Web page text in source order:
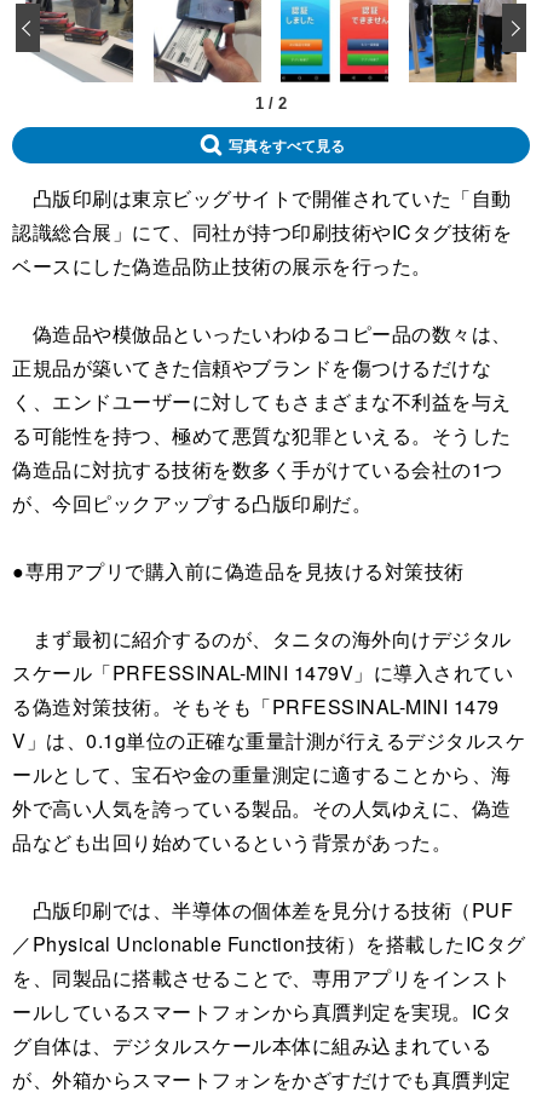
1 / 2
‹
写真をすべて見る
凸版印刷は東京ビッグサイトで開催されていた「自動
認識総合展」にて、同社が持つ印刷技術やICタグ技術を
ベースにした偽造品防止技術の展示を行った。
偽造品や模倣品といったいわゆるコピー品の数々は、
正規品が築いてきた信頼やブランドを傷つけるだけな
く、エンドユーザーに対してもさまざまな不利益を与え
る可能性を持つ、極めて悪質な犯罪といえる。そうした
偽造品に対抗する技術を数多く手がけている会社の1つ
が、今回ピックアップする凸版印刷だ。
●専用アプリで購入前に偽造品を見抜ける対策技術
まず最初に紹介するのが、タニタの海外向けデジタル
スケール「PRFESSINAL-MINI 1479V」に導入されてい
る偽造対策技術。そもそも「PRFESSINAL-MINI 1479
V」は、0.1g単位の正確な重量計測が行えるデジタルスケ
ールとして、宝石や金の重量測定に適することから、海
外で高い人気を誇っている製品。その人気ゆえに、偽造
品なども出回り始めているという背景があった。
凸版印刷では、半導体の個体差を見分ける技術（PUF
／Physical Unclonable Function技術）を搭載したICタグ
を、同製品に搭載させることで、専用アプリをインスト
ールしているスマートフォンから真贋判定を実現。ICタ
グ自体は、デジタルスケール本体に組み込まれている
が、外箱からスマートフォンをかざすだけでも真贋判定